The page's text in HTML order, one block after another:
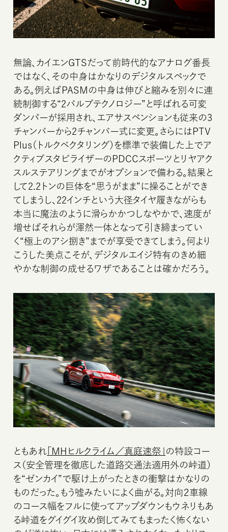
HOME
©MOTORHEAD MAGAZINE
無論、カイエンGTSだって前時代的なアナログ番長
ではなく、その中身はかなりのデジタルスペックで
ある。例えばPASMの中身は伸びと縮みを別々に連
続制御する“2バルブテクノロジー”と呼ばれる可変
ダンパーが採用され、エアサスペンションも従来の3
チャンバーから2チャンバー式に変更。さらにはPTV
Plus（トルクベクタリング）を標準で装備した上でア
クティブスタビライザーのPDCCスポーツとリヤアク
スルステアリングまでがオプションで備わる。結果と
して2.2トンの巨体を“思うがまま”に操ることができ
てしまうし、22インチという大径タイヤ履きながらも
本当に魔法のように滑らかかつしなやかで、速度が
増せばそれらが渾然一体となって引き締まってい
く“極上のアシ捌き”までが享受できてしまう。何より
こうした美点こそが、デジタルエイジ特有のきめ細
やかな制御の成せるワザであることは確かだろう。
ともあれ 「MHヒルクライム／真庭速祭」 の特設コー
ス（安全管理を徹底した道路交通法適用外の峠道）
を“ゼンカイ”で駆け上がったときの衝撃はかなりの
ものだった。もう嘘みたいによく曲がる。対向２車線
のコース幅をフルに使ってアップダウンもウネリもあ
る峠道をグイグイ攻め倒してみてもまったく怖くない